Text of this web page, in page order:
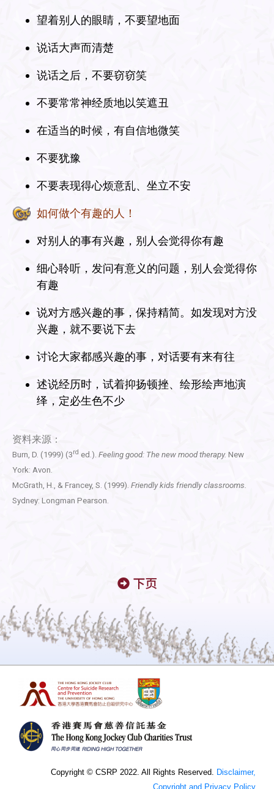
望着别人的眼睛，不要望地面
说话大声而清楚
说话之后，不要窃窃笑
不要常常神经质地以笑遮丑
在适当的时候，有自信地微笑
不要犹豫
不要表现得心烦意乱、坐立不安
如何做个有趣的人！
对别人的事有兴趣，别人会觉得你有趣
细心聆听，发问有意义的问题，别人会觉得你
有趣
说对方感兴趣的事，保持精简。如发现对方没
兴趣，就不要说下去
讨论大家都感兴趣的事，对话要有来有往
述说经历时，试着抑扬顿挫、绘形绘声地演
绎，定必生色不少
资料来源：
Burn, D. (1999) (3rd ed.). Feeling good: The new mood therapy. New
York: Avon.
McGrath, H., & Francey, S. (1999). Friendly kids friendly classrooms.
Sydney: Longman Pearson.
下页
Copyright © CSRP 2022. All Rights Reserved.
Disclaimer,
Copyright and Privacy Policy